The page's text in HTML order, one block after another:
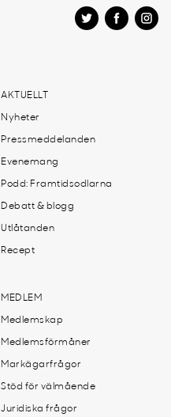
AKTUELLT
Nyheter
Pressmeddelanden
Evenemang
Podd: Framtidsodlarna
Debatt & blogg
Utlåtanden
Recept
MEDLEM
Medlemskap
Medlemsförmåner
Markägarfrågor
Stöd för välmående
Juridiska frågor